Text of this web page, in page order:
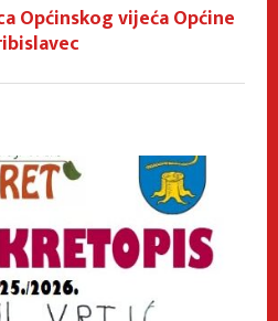
Općinskog vijeća Općine